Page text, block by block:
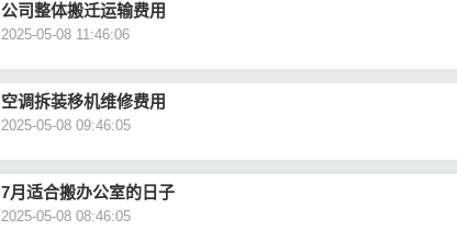
公司整体搬迁运输费用
2025-05-08 11:46:06
空调拆装移机维修费用
2025-05-08 09:46:05
7月适合搬办公室的日子
2025-05-08 08:46:05